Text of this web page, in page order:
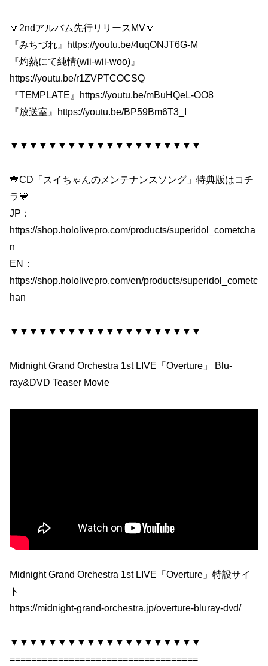
🔽2ndアルバム先行リリースMV🔽
『みちづれ』https://youtu.be/4uqONJT6G-M
『灼熱にて純情(wii-wii-woo)』
https://youtu.be/r1ZVPTCOCSQ
『TEMPLATE』https://youtu.be/mBuHQeL-OO8
『放送室』https://youtu.be/BP59Bm6T3_I
▼▼▼▼▼▼▼▼▼▼▼▼▼▼▼▼▼▼▼▼
💙CD「スイちゃんのメンテナンスソング」特典版はコチ
ラ💙
JP：
https://shop.hololivepro.com/products/superidol_cometcha
n
EN：
https://shop.hololivepro.com/en/products/superidol_cometc
han
▼▼▼▼▼▼▼▼▼▼▼▼▼▼▼▼▼▼▼▼
Midnight Grand Orchestra 1st LIVE「Overture」 Blu-
ray&DVD Teaser Movie
Midnight Grand Orchestra 1st LIVE「Overture」特設サイ
ト
https://midnight-grand-orchestra.jp/overture-bluray-dvd/
▼▼▼▼▼▼▼▼▼▼▼▼▼▼▼▼▼▼▼▼
===================================